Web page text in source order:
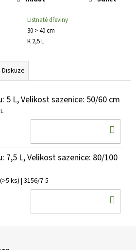
Listnaté dřeviny
30 > 40 cm
K 2,5 L
Diskuze
5 L, Velikost sazenice: 50/60 cm
7,5 L, Velikost sazenice: 80/100
(>5 ks) | 3156/7-5